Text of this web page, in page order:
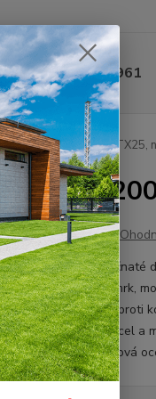
+420 377 441 961
Mex Flat 4.5x60/TX25,
C1,
- Vhodné pro jehličnaté
jako je borovice, smrk,
– zvyšuje ochranu proti
nerezová kalená ocel a
austenitická nerezová